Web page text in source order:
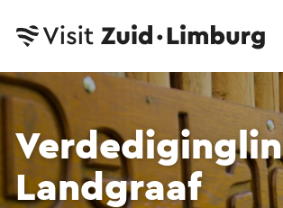
Landgraaf